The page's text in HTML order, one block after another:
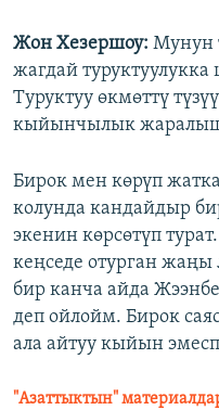
Жон Хезершоу: Мунун
жагдай
Туруктуу өкмөттү
кыйынчылык
Бирок мен көрүп
колунда кандайдыр
экенин көрсөтүп
кеңседе отурган
бир канча айда
деп ойлойм. Бирок
ала айтуу кыйын
"Азаттыктын"